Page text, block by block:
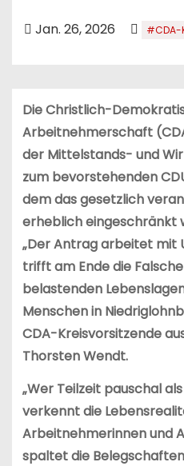
Jan. 26, 2026 #CDA-
Die Christlich-
Arbeitnehmerschaft
der Mittelstands- und
zum bevorstehenden
dem das gesetzlich
erheblich eingeschränkt
„Der Antrag arbeitet mit
trifft am Ende die
belastenden
Menschen in
CDA-Kreisvorsitzende
Thorsten Wendt.
„Wer Teilzeit pauschal
verkennt die
Arbeitnehmerinnen und
spaltet die